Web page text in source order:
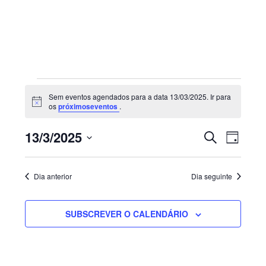
for
Aviso
Sem eventos agendados para a data 13/03/2025. Ir para
ospróximoseventos .
de
e
de
Eventos
PESQUISAR
de
de
DIA
13/3/2025
Selecione
a Dia anterior Dia seguinte
SUBSCREVER O CALENDÁRIO